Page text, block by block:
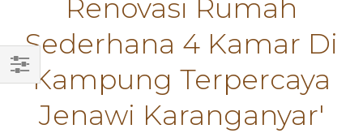
Renovasi Rumah
Sederhana 4 Kamar Di
Kampung Terpercaya
Jenawi Karanganyar'
Filtrer